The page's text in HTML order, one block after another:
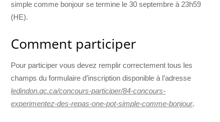
simple comme bonjour se termine le 30 septembre à 23h59
(HE).
Comment participer
Pour participer vous devez remplir correctement tous les
champs du formulaire d’inscription disponible à l’adresse
ledindon.qc.ca/concours-participer/84-concours-
experimentez-des-repas-one-pot-simple-comme-bonjour.